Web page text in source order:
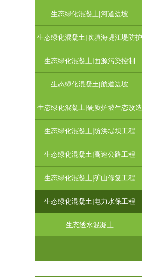
生态绿化混凝土|河道边坡
生态绿化混凝土|吹填海堤江堤防护
生态绿化混凝土|面源污染控制
生态绿化混凝土|航道边坡
生态绿化混凝土|硬质护坡生态改造
生态绿化混凝土|防洪堤坝工程
生态绿化混凝土|高速公路工程
生态绿化混凝土|矿山修复工程
生态绿化混凝土|电力水保工程
生态透水混凝土